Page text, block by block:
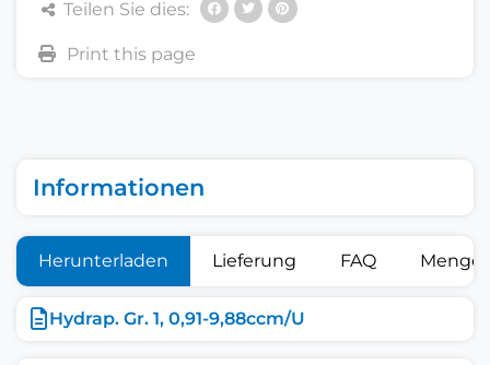
Teilen Sie dies:
Informationen
Herunterladen Lieferung FAQ
Hydrap. Gr. 1, 0,91-9,88ccm/U